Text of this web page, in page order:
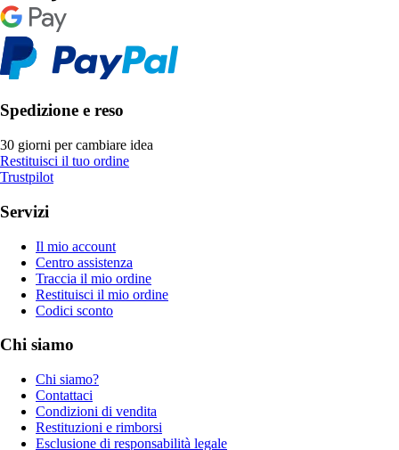
Spedizione e reso
30 giorni per cambiare idea
Restituisci il tuo ordine
Trustpilot
Servizi
Il mio account
Centro assistenza
Traccia il mio ordine
Restituisci il mio ordine
Codici sconto
Chi siamo
Chi siamo?
Contattaci
Condizioni di vendita
Restituzioni e rimborsi
Esclusione di responsabilità legale